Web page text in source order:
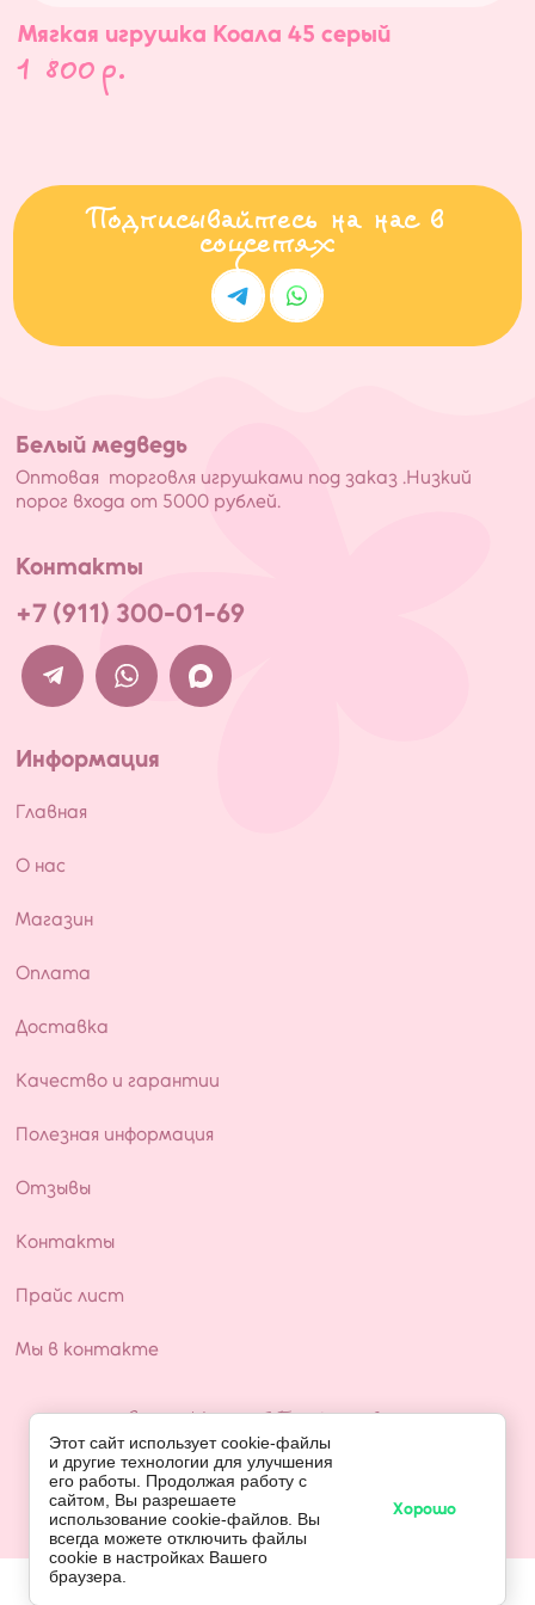
Мягкая игрушка Коала 45 серый
1 800 р.
Подписывайтесь на нас в
соцсетях
Белый медведь
Оптовая торговля игрушками под заказ .Низкий
порог входа от 5000 рублей.
Контакты
+7 (911) 300-01-69
Информация
Главная
О нас
Магазин
Оплата
Доставка
Качество и гарантии
Полезная информация
Отзывы
Контакты
Прайс лист
Мы в контакте
Copyright © 2025 Белый медведь
ИНН: 519030198562
Этот сайт использует cookie-файлы
и другие технологии для улучшения
его работы. Продолжая работу с
сайтом, Вы разрешаете
использование cookie-файлов. Вы
всегда можете отключить файлы
cookie в настройках Вашего
браузера.
Хорошо